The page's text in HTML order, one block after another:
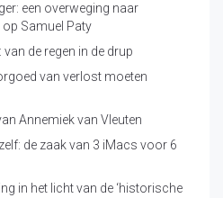
een overweging naar
Samuel Paty
de regen in de drup
van verlost moeten
Annemiek van Vleuten
de zaak van 3 iMacs voor 6
in het licht van de ‘historische